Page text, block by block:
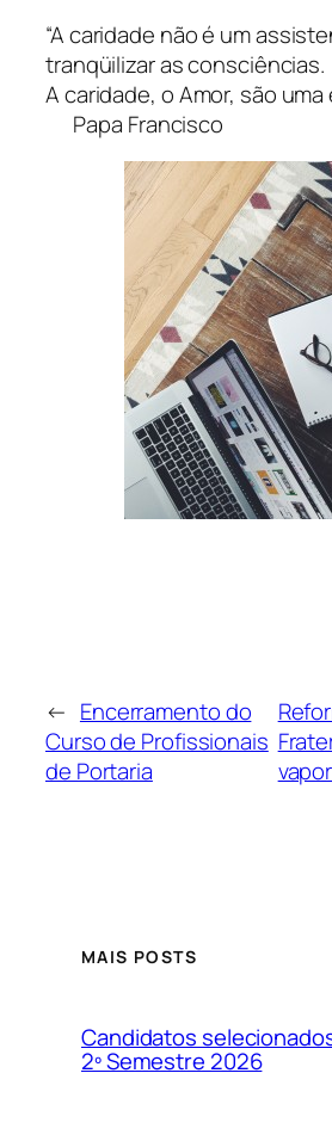
“A caridade não é um
tranqüilizar as consciências.
A caridade, o Amor, são uma
Papa Francisco
← Encerramento do
Curso de Profissionais
de Portaria
MAIS POSTS
Candidatos
2º Semestre 2026